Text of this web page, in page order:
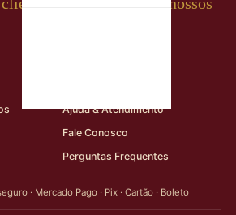
Ajuda & Atendimento
Fale Conosco
Perguntas Frequentes
· Mercado Pago · Pix · Cartão · Boleto